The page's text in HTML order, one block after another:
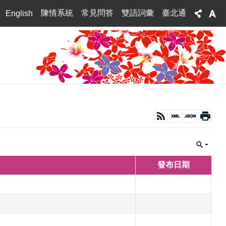
English 陳情系統 常見問答 雙語詞彙 臺北通
發布日期